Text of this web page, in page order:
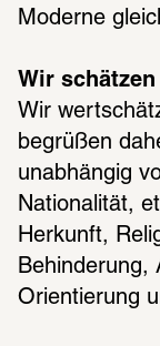
Moderne
Wir schätzen
Wir
begrüßen
unabhängig
Nationalität,
Herkunft,
Behinderung,
Orientierung